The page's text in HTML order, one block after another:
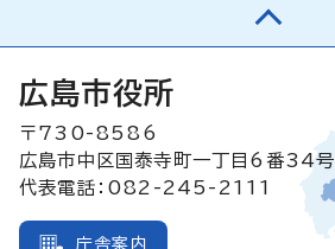
広島市役所
〒730-8586
広島市中区国泰寺町一丁目6番34号
代表電話：082-245-2111
庁舎案内